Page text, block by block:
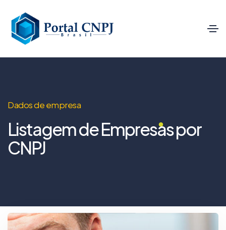
Dados de empresa
Listagem de Empresas por
CNPJ